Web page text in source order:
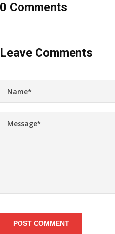
0 Comments
Leave Comments
POST COMMENT